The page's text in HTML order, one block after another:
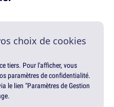
choix de cookies
tiers. Pour l'afficher, vous
paramètres de confidentialité.
le lien "Paramètres de Gestion